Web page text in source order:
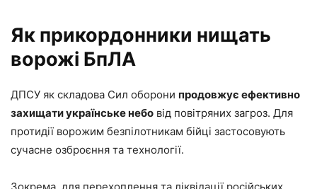
Як прикордонники нищать
ворожі БпЛА
ДПСУ як складова Сил оборони продовжує ефективно
захищати українське небо від повітряних загроз. Для
протидії ворожим безпілотникам бійці застосовують
сучасне озброєння та технології.
Зокрема, для перехоплення та ліквідації російських